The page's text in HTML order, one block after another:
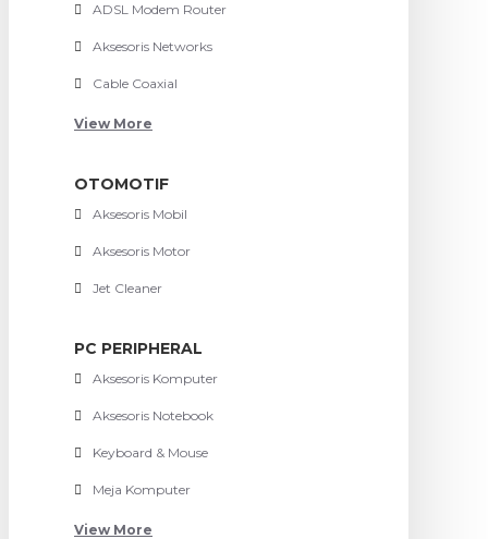
ADSL Modem Router
Aksesoris Networks
Cable Coaxial
View More
OTOMOTIF
Aksesoris Mobil
Aksesoris Motor
Jet Cleaner
PC PERIPHERAL
Aksesoris Komputer
Aksesoris Notebook
Keyboard & Mouse
Meja Komputer
View More